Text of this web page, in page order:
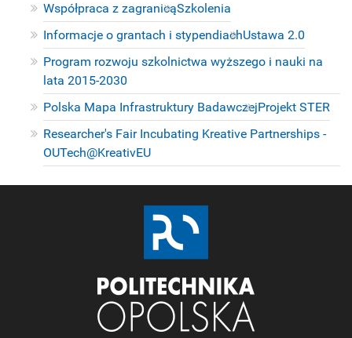
Współpraca z zagranicąSzkolenia
Informacje o grantach i stypendiachUstawa 2.0
Program rozwoju szkolnictwa wyższego i nauki na
lata 2015-2030
Polska Mapa Infrastruktury BadawczejProjekt STER
Researcher's Fair Incubating Kreative Partnerships -
OUTech@KreativEU